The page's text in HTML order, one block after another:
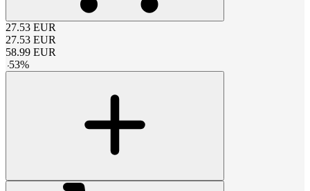
27.53 EUR
27.53 EUR
58.99 EUR
-53%